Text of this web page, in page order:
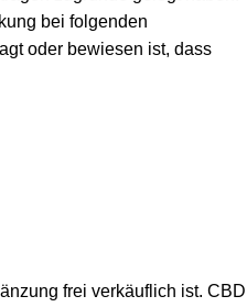
bei folgenden
oder bewiesen ist, dass
frei verkäuflich ist. CBD